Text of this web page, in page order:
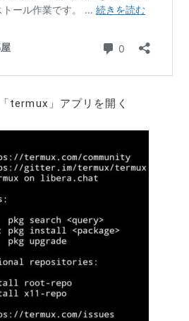
termux」アプリを開く